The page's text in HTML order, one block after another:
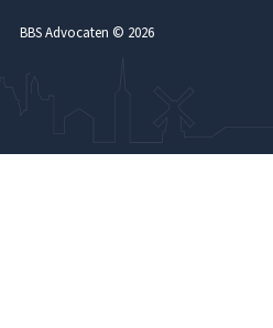
BBS Advocaten © 2026